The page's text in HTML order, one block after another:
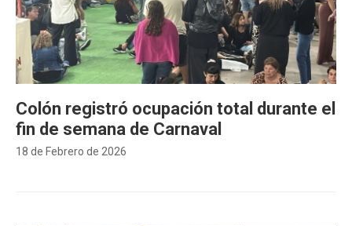
18 de Febrero de 2026
Colón registró ocupación total durante el
fin de semana de Carnaval